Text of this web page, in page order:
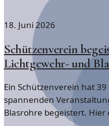
18. Juni 2026
Schützenverein
Lichtgewehr- und
Ein Schützenverein hat
spannenden
Blasrohre begeistert.